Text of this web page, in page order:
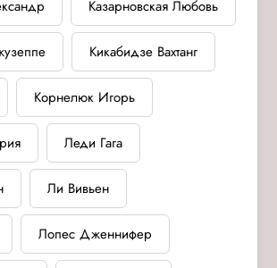
Казарновская Любовь
Кикабидзе Вахтанг
Корнелюк Игорь
Леди Гага
Ли Вивьен
Лопес Дженнифер